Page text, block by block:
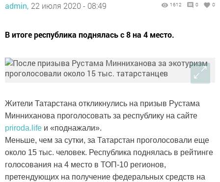
admin, 22 июля 2020 - 08:49 1612 0 0
В итоге республика поднялась с 8 на 4 место.
Жители Татарстана откликнулись на призыв Рустама
Минниханова проголосовать за республику на сайте
priroda.life и «поднажали».
Меньше, чем за сутки, за Татарстан проголосовали еще
около 15 тыс. человек. Республика поднялась в рейтинге
голосования на 4 место в ТОП-10 регионов,
претендующих на получение федеральных средств на